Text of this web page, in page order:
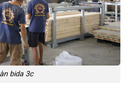
bida 3c